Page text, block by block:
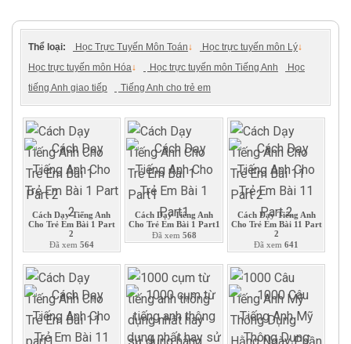
Thể loại: Học Trực Tuyến Môn Toán↓ Học trực tuyến môn Lý↓
Học trực tuyến môn Hóa↓ Học trực tuyến môn Tiếng Anh
Học
tiếng Anh giao tiếp
Tiếng Anh cho trẻ em
Cách Dạy Tiếng Anh
Cho Trẻ Em Bài 1 Part
2
Đã xem 564
Cách Dạy Tiếng Anh
Cho Trẻ Em Bài 1 Part1
Đã xem 568
Cách Dạy Tiếng Anh
Cho Trẻ Em Bài 11 Part
2
Đã xem641